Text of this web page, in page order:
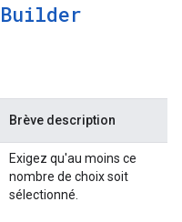
Builder
Brève description
Exigez qu'au moins ce
nombre de choix soit
sélectionné.